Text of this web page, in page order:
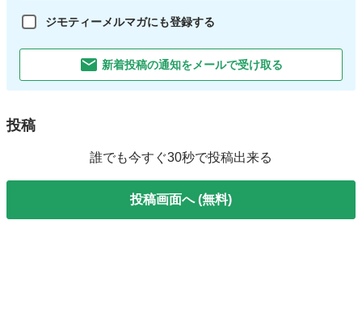
ジモティーメルマガにも登録する
新着投稿の通知をメールで受け取る
投稿
誰でも今すぐ30秒で投稿出来る
投稿画面へ (無料)